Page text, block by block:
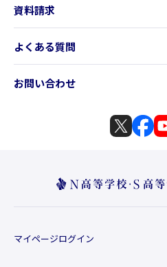
資料請求
よくある質問
お問い合わせ
マイページログイン